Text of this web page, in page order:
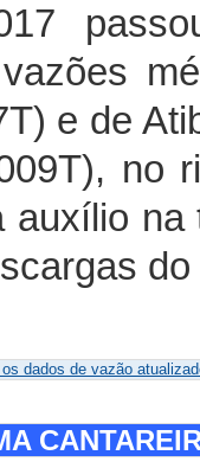
e de
no
auxílio
dados de vazão